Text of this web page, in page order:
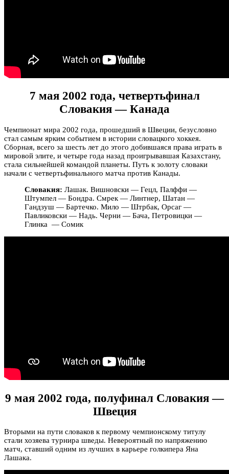
7 мая 2002 года, четвертьфинал
Словакия — Канада
Чемпионат мира 2002 года, прошедший в Швеции, безусловно
стал самым ярким событием в истории словацкого хоккея.
Сборная, всего за шесть лет до этого добившаяся права играть в
мировой элите, и четыре года назад проигрывавшая Казахстану,
стала сильнейшей командой планеты. Путь к золоту словаки
начали с четвертьфинального матча против Канады.
Словакия: Лашак. Вишновски — Гецл, Палффи —
Штумпел — Бондра. Смрек — Линтнер, Шатан —
Гандзуш — Бартечко. Мило — Штрбак, Орсаг —
Павликовски — Надь. Черни — Бача, Петровицки —
Глинка — Сомик
9 мая 2002 года, полуфинал Словакия —
Швеция
Вторыми на пути словаков к первому чемпионскому титулу
стали хозяева турнира шведы. Невероятный по напряжению
матч, ставший одним из лучших в карьере голкипера Яна
Лашака.